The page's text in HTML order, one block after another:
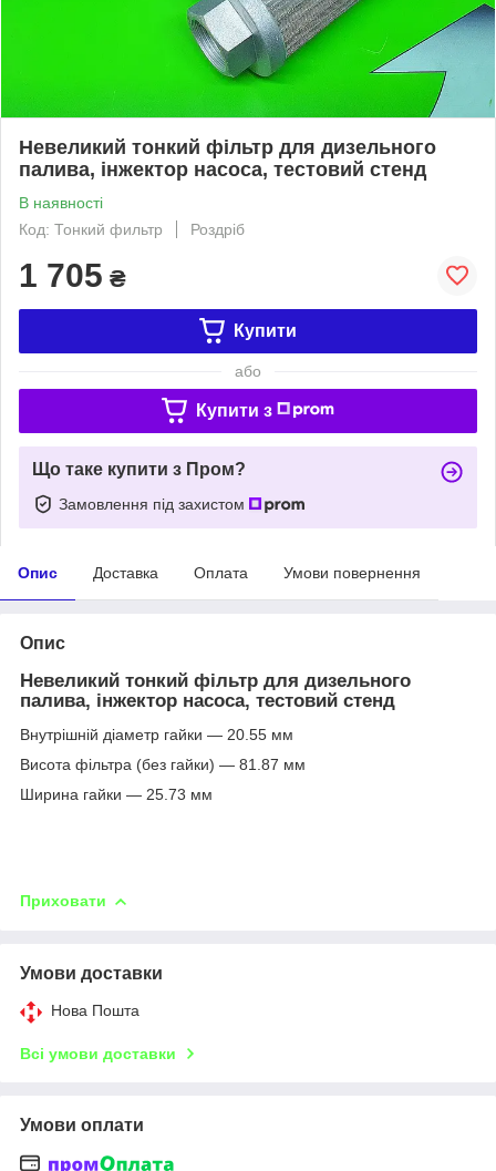
Невеликий тонкий фільтр для дизельного
палива, інжектор насоса, тестовий стенд
В наявності
Код: Тонкий фильтр
Роздріб
1 705 ₴
Купити
або
Купити з
Що таке купити з Пром?
Замовлення під захистом
Опис Доставка Оплата Умови повернення
Опис
Невеликий тонкий фільтр для дизельного
палива, інжектор насоса, тестовий стенд
Внутрішній діаметр гайки — 20.55 мм
Висота фільтра (без гайки) — 81.87 мм
Ширина гайки — 25.73 мм
Приховати
Умови доставки
Нова Пошта
Всі умови доставки
Умови оплати